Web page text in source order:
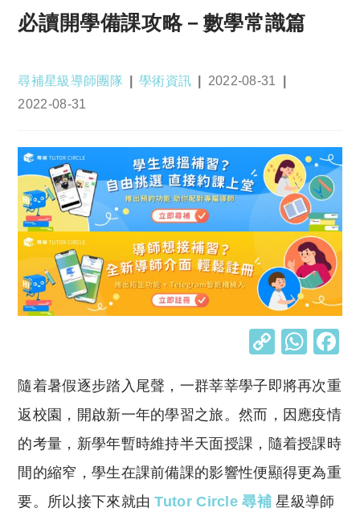
必讀開學備課攻略－數學常識篇
Post
尋補星級導師團隊
Post
學術資訊
Post
2022-08-31
Post
2022-08-31
C
p
y
Li
n
k
W
at
s
A
p
p
隨着暑假逐步踏入尾聲，一群莘莘學子即將再次重
返校園，開啟新一年的學習之旅。然而，因應疫情
的考量，新學年暫時維持半天面授課，隨着授課時
間的縮窄，學生在課前備課的影響性便顯得更為重
要。所以接下來就由Tutor Circle 尋補星級導師